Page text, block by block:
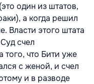
один из штатов,
а когда решил
Власти этого штата
счел
того, что Бити уже
с женой, и счел
и в разводе